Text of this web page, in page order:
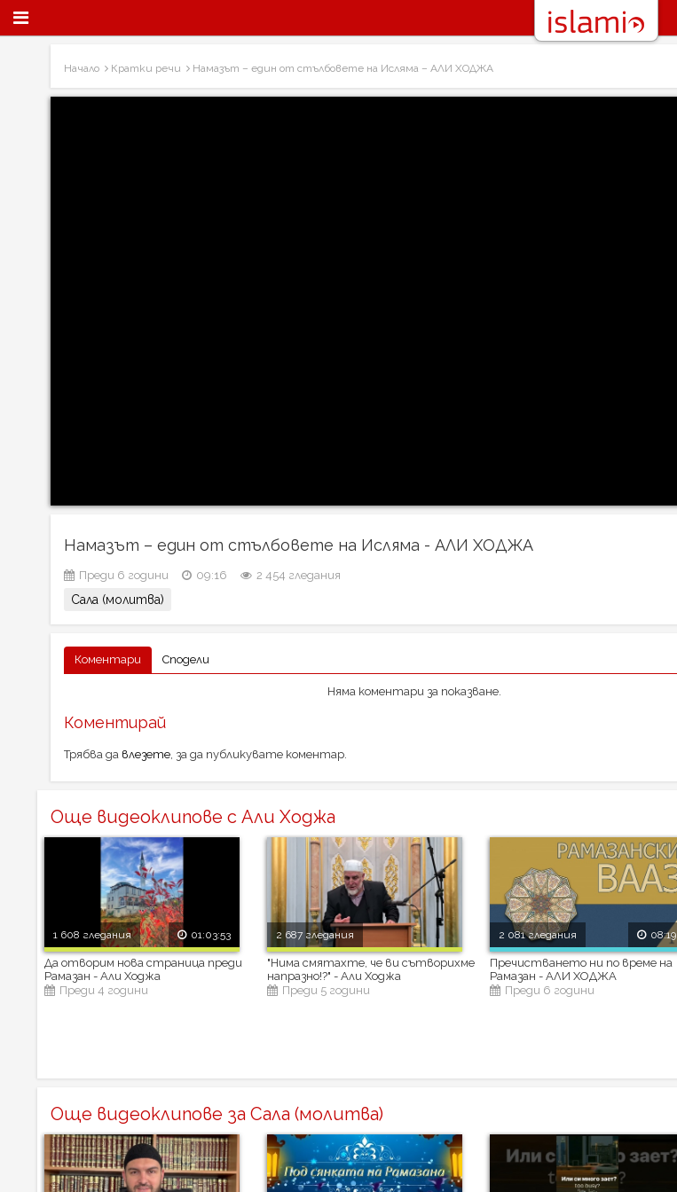
Начало Кратки речи Намазът – един от стълбовете на Исляма – АЛИ ХОДЖА
Намазът – един от стълбовете на Исляма - АЛИ ХОДЖА
Преди 6 години 09:16 2 454 гледания
Сала (молитва)
Коментари Сподели
Няма коментари за показване.
Коментирай
Трябва да влезете, за да публикувате коментар.
Още видеоклипове с Али Ходжа
1 608 гледания 01:03:53
Да отворим нова страница преди
Рамазан - Али Ходжа
Преди 4 години
2 687 гледания
"Нима смятахте, че ви сътворихме
напразно!?" - Али Ходжа
Преди 5 години
2 081 гледания 08:19
Пречистването ни по време на
Рамазан - АЛИ ХОДЖА
Преди 6 години
Още видеоклипове за Сала (молитва)